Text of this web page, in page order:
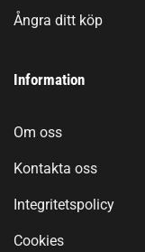
Ångra ditt köp
Information
Om oss
Kontakta oss
Integritetspolicy
Cookies